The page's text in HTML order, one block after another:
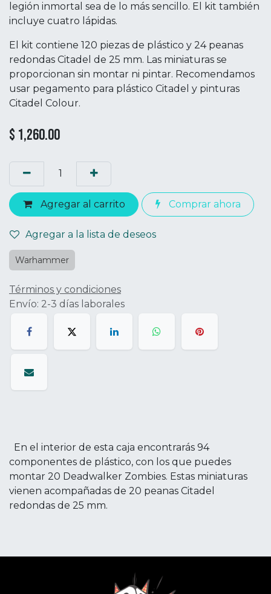
legión inmortal sea de lo más sencillo. El kit también
incluye cuatro lápidas.
El kit contiene 120 piezas de plástico y 24 peanas
redondas Citadel de 25 mm. Las miniaturas se
proporcionan sin montar ni pintar. Recomendamos
usar pegamento para plástico Citadel y pinturas
Citadel Colour.
$ 1,260.00
Agregar al carrito Comprar ahora
Agregar a la lista de deseos
Warhammer
Términos y condiciones
Envío: 2-3 días laborales
En el interior de esta caja encontrarás 94
componentes de plástico, con los que puedes
montar 20 Deadwalker Zombies. Estas miniaturas
vienen acompañadas de 20 peanas Citadel
redondas de 25 mm.